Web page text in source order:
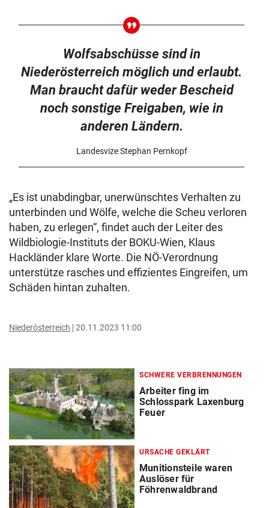
Wolfsabschüsse sind in
Niederösterreich möglich und erlaubt.
Man braucht dafür weder Bescheid
noch sonstige Freigaben, wie in
anderen Ländern.
Landesvize Stephan Pernkopf
„Es ist unabdingbar, unerwünschtes Verhalten zu
unterbinden und Wölfe, welche die Scheu verloren
haben, zu erlegen“, findet auch der Leiter des
Wildbiologie-Instituts der BOKU-Wien, Klaus
Hackländer klare Worte. Die NÖ-Verordnung
unterstütze rasches und effizientes Eingreifen, um
Schäden hintan zuhalten.
Niederösterreich 20.11.2023 11:00
SCHWERE VERBRENNUNGEN
Arbeiter fing im
Schlosspark Laxenburg
Feuer
URSACHE GEKLÄRT
Munitionsteile waren
Auslöser für
Föhrenwaldbrand